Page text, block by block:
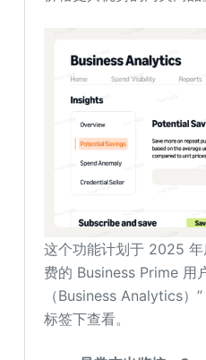
这个功能计划于 2025
费的 Business Prime 用
（Business Analytics）
标签下查看。